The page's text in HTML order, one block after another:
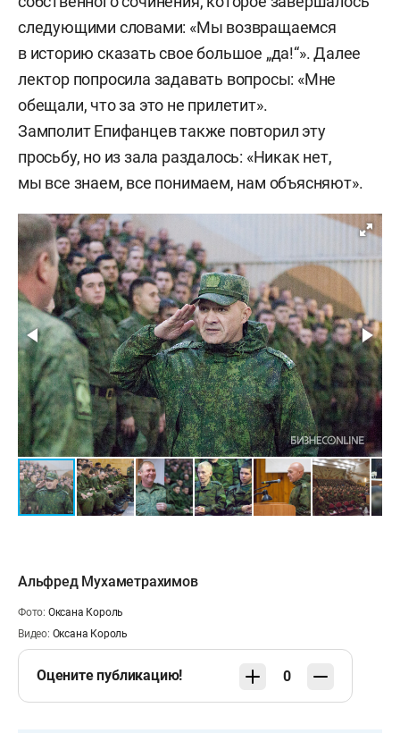
следующими словами: «Мы возвращаемся
в историю сказать свое большое „да!“». Далее
лектор попросила задавать вопросы: «Мне
обещали, что за это не прилетит».
Замполит Епифанцев также повторил эту
просьбу, но из зала раздалось: «Никак нет,
мы все знаем, все понимаем, нам объясняют».
Альфред Мухаметрахимов
Фото: Оксана Король
Видео: Оксана Король
Оцените публикацию! 0